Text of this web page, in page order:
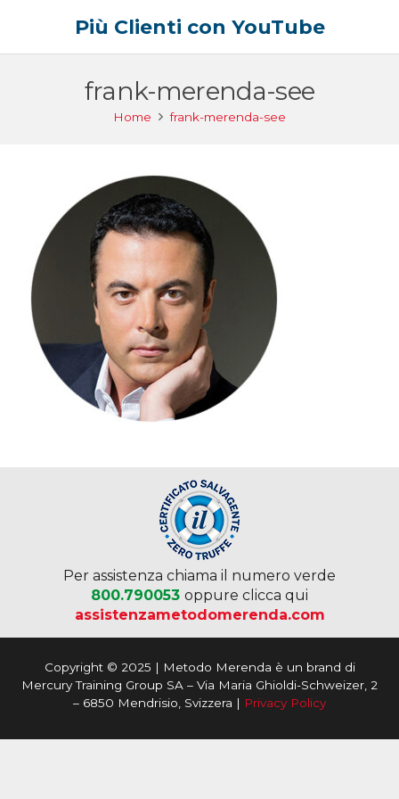
Più Clienti con YouTube
frank-merenda-see
Home frank-merenda-see
Per assistenza chiama il numero verde
800.790053 oppure clicca qui
assistenzametodomerenda.com
Copyright © 2025 | Metodo Merenda è un brand di
Mercury Training Group SA – Via Maria Ghioldi-Schweizer, 2
– 6850 Mendrisio, Svizzera | Privacy Policy